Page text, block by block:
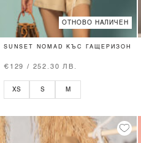
ОТНОВО НАЛИЧЕН
SUNSET NOMAD КЪС ГАЩЕРИЗОН
€129 / 252.30 ЛВ.
XS S M